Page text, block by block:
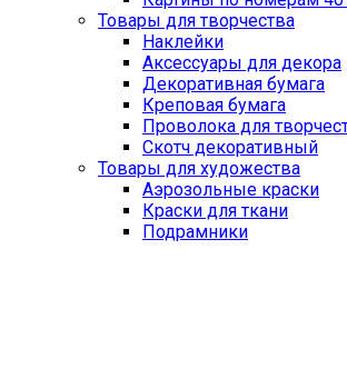
Товары для творчества
Наклейки
Аксессуары для декора
Декоративная бумага
Креповая бумага
Проволока для
Скотч декоративный
Товары для художества
Аэрозольные краски
Краски для ткани
Подрамники